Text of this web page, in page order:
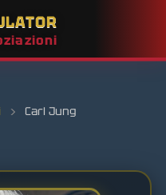
› Carl Jung